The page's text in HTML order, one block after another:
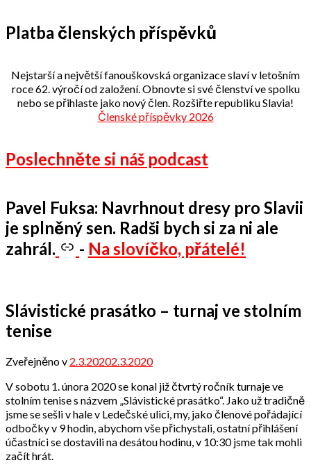
Platba členských příspěvků
Nejstarší a největší fanouškovská organizace slaví v letošním
roce 62. výročí od založení. Obnovte si své členství ve spolku
nebo se přihlaste jako nový člen. Rozšiřte republiku Slavia!
Členské příspěvky 2026
Poslechněte si náš podcast
Pavel Fuksa: Navrhnout dresy pro Slavii
je splněný sen. Radši bych si za ni ale
zahrál.
- Na slovíčko, přátelé!
Slávistické prasátko – turnaj ve stolním
tenise
Zveřejněno v 2.3.20202.3.2020od
přátel
V sobotu 1. února 2020 se konal již čtvrtý ročník turnaje ve
stolním tenise s názvem „Slávistické prasátko“. Jako už tradičně
jsme se sešli v hale v Ledečské ulici, my, jako členové pořádající
odbočky v 9 hodin, abychom vše přichystali, ostatní přihlášení
účastníci se dostavili na desátou hodinu, v 10:30 jsme tak mohli
začít hrát.